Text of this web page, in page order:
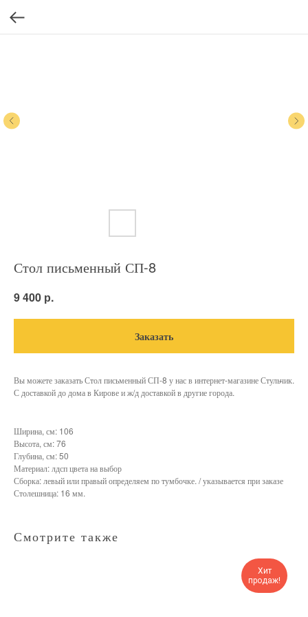
Стол письменный СП-8
9 400 р.
Заказать
Вы можете заказать Стол письменный СП-8 у нас в интернет-магазине Стульчик.
С доставкой до дома в Кирове и ж/д доставкой в другие города.
Ширина, см: 106
Высота, см: 76
Глубина, см: 50
Материал: лдсп цвета на выбор
Сборка: левый или правый определяем по тумбочке. / указывается при заказе
Столешница: 16 мм.
Смотрите также
Хит
продаж!